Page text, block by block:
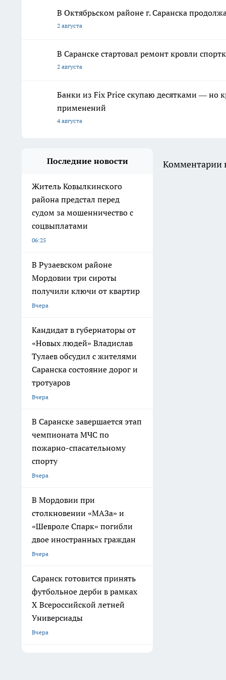
В Октябрьском районе г. Саранска
2 августа
В Саранске стартовал ремонт кровли
2 августа
Банки из Fix Price скупаю десятками — но
применений
4 августа
Последние новости
Житель Ковылкинского
района предстал перед
судом за мошенничество с
соцвыплатами
06:25
В Рузаевском районе
Мордовии три сироты
получили ключи от квартир
Вчера
Кандидат в губернаторы от
«Новых людей» Владислав
Тулаев обсудил с жителями
Саранска состояние дорог и
тротуаров
Вчера
В Саранске завершается этап
чемпионата МЧС по
пожарно-спасательному
спорту
Вчера
В Мордовии при
столкновении «МАЗа» и
«Шевроле Спарк» погибли
двое иностранных граждан
Вчера
Саранск готовится принять
футбольное дерби в рамках
X Всероссийской летней
Универсиады
Вчера
Комментарии